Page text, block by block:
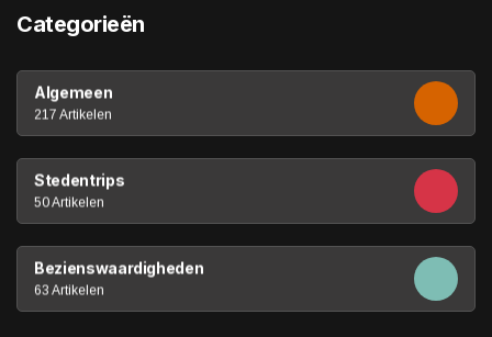
Categorieën
Algemeen
217 Artikelen
Stedentrips
50 Artikelen
Bezienswaardigheden
63 Artikelen